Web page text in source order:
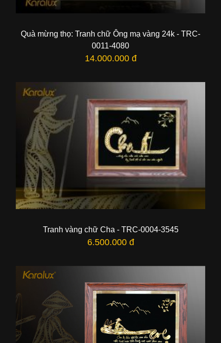
Quà mừng thọ: Tranh chữ Ông mạ vàng 24k - TRC-
0011-4080
14.000.000 đ
Tranh vàng chữ Cha - TRC-0004-3545
6.500.000 đ